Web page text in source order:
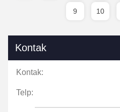
9 10
Kontak
Kontak:
Telp: